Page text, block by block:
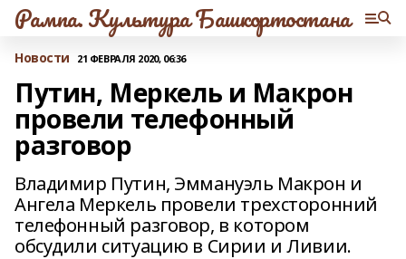
Рампа. Культура Башкортостана
Новости 21 ФЕВРАЛЯ 2020, 06:36
Путин, Меркель и Макрон
провели телефонный
разговор
Владимир Путин, Эммануэль Макрон и
Ангела Меркель провели трехсторонний
телефонный разговор, в котором
обсудили ситуацию в Сирии и Ливии.